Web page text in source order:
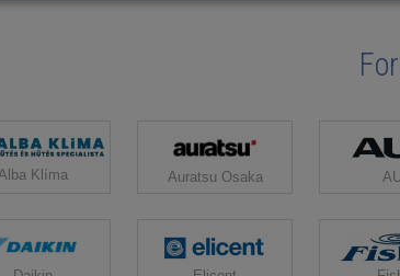
Alba Klíma Auratsu Osaka